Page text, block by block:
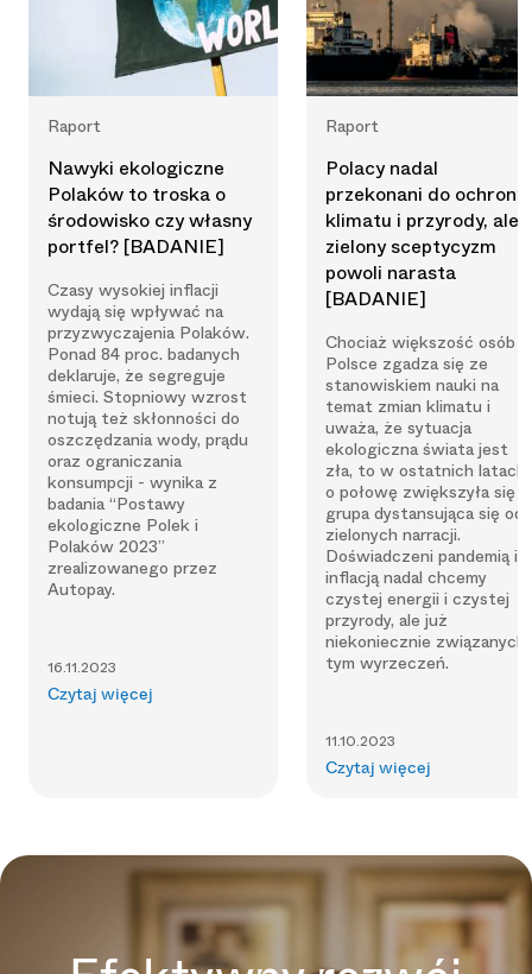
Raport
Nawyki ekologiczne
Polaków to troska o
środowisko czy własny
portfel? [BADANIE]
Czasy wysokiej inflacji
wydają się wpływać na
przyzwyczajenia Polaków.
Ponad 84 proc. badanych
deklaruje, że segreguje
śmieci. Stopniowy wzrost
notują też skłonności do
oszczędzania wody, prądu
oraz ograniczania
konsumpcji - wynika z
badania “Postawy
ekologiczne Polek i
Polaków 2023”
zrealizowanego przez
Autopay.
16.11.2023
Czytaj więcej
Raport
Polacy nadal
przekonani do ochrony
klimatu i przyrody, ale
zielony sceptycyzm
powoli narasta
[BADANIE]
Chociaż większość osób
Polsce zgadza się ze
stanowiskiem nauki na
temat zmian klimatu i
uważa, że sytuacja
ekologiczna świata jest
zła, to w ostatnich latach
o połowę zwiększyła się
grupa dystansująca się od
zielonych narracji.
Doświadczeni pandemią i
inflacją nadal chcemy
czystej energii i czystej
przyrody, ale już
niekoniecznie związanych
tym wyrzeczeń.
11.10.2023
Czytaj więcej